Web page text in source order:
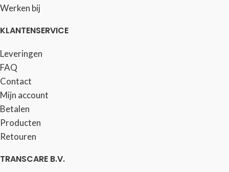
Werken bij
KLANTENSERVICE
Leveringen
FAQ
Contact
Mijn account
Betalen
Producten
Retouren
TRANSCARE B.V.